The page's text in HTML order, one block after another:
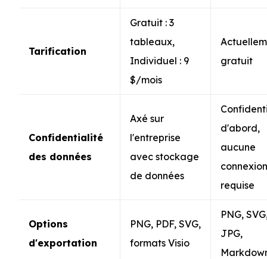
Tarification
Gratuit : 3
tableaux,
Individuel : 9
$/mois
gratuit
Confidentialité
des données
Axé sur
l'entreprise
avec stockage
de données
d'abord,
aucune
connexion
requise
Options
d'exportation
PNG, PDF, SVG,
formats Visio
PNG,
JPG,